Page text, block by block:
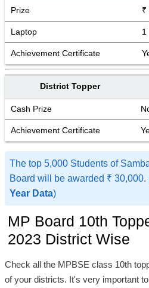
Prize ₹
Laptop 1
Achievement Certificate
District Topper
Cash Prize
Achievement Certificate
The top 5,000 Students of
Board will be awarded ₹ 30,000.
Year Data)
MP Board 10th
2023 District Wise
Check all the MPBSE class 10th
of your districts. It's very important